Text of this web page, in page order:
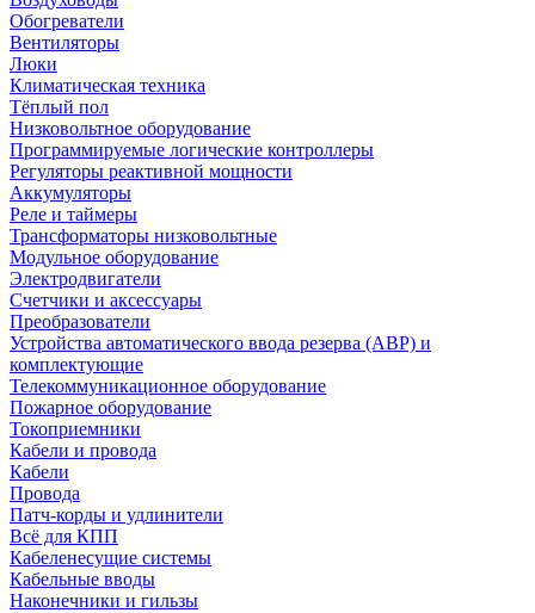
Обогреватели
Вентиляторы
Люки
Климатическая техника
Тёплый пол
Низковольтное оборудование
Программируемые логические контроллеры
Регуляторы реактивной мощности
Аккумуляторы
Реле и таймеры
Трансформаторы низковольтные
Модульное оборудование
Электродвигатели
Счетчики и аксессуары
Преобразователи
Устройства автоматического ввода резерва (АВР) и
комплектующие
Телекоммуникационное оборудование
Пожарное оборудование
Токоприемники
Кабели и провода
Кабели
Провода
Патч-корды и удлинители
Всё для КПП
Кабеленесущие системы
Кабельные вводы
Наконечники и гильзы